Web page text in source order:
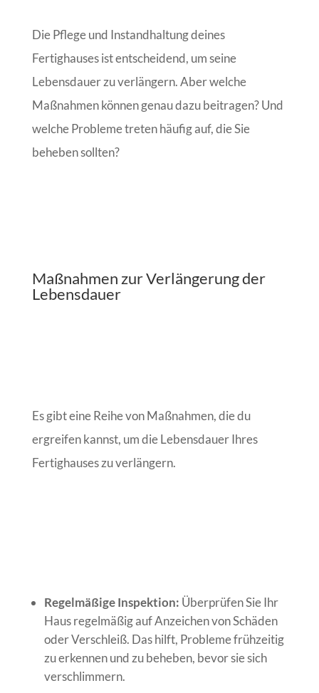
Die Pflege und Instandhaltung deines
Fertighauses ist entscheidend, um seine
Lebensdauer zu verlängern. Aber welche
Maßnahmen können genau dazu beitragen? Und
welche Probleme treten häufig auf, die Sie
beheben sollten?
Maßnahmen zur Verlängerung der
Lebensdauer
Es gibt eine Reihe von Maßnahmen, die du
ergreifen kannst, um die Lebensdauer Ihres
Fertighauses zu verlängern.
Regelmäßige Inspektion: Überprüfen Sie Ihr
Haus regelmäßig auf Anzeichen von Schäden
oder Verschleiß. Das hilft, Probleme frühzeitig
zu erkennen und zu beheben, bevor sie sich
verschlimmern.